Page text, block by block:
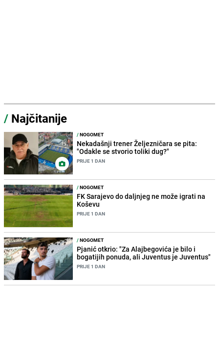
/ Najčitanije
/NOGOMET
Nekadašnji trener Željezničara se pita:
"Odakle se stvorio toliki dug?"
PRIJE 1 DAN
/NOGOMET
FK Sarajevo do daljnjeg ne može igrati na
Koševu
PRIJE 1 DAN
/NOGOMET
Pjanić otkrio: "Za Alajbegovića je bilo i
bogatijih ponuda, ali Juventus je Juventus"
PRIJE 1 DAN